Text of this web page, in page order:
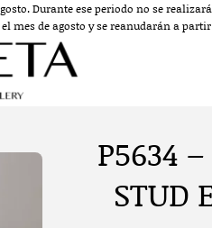
Durante ese periodo no se
mes de agosto y se reanudarán a partir
P5634
STUD